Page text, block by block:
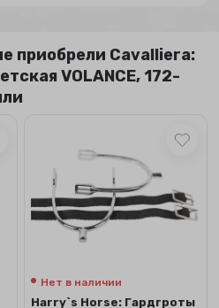
приобрели Сavalliera:
VOLANCE, 172-
Нет в наличии
Harry`s Horse: Гардгроты